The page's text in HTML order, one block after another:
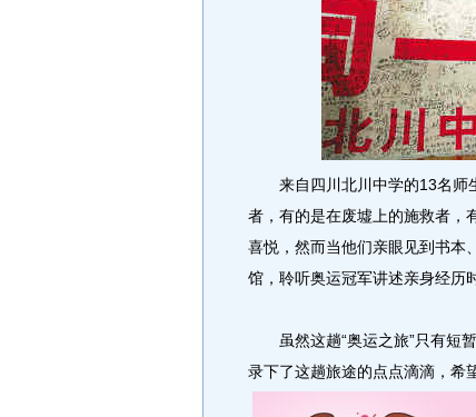
来自四川北川中学的13名师
者，有的是在废墟上的施救者
喜悦，然而当他们亲眼见到书本
馆，聆听奥运冠军讲述亲身经历
虽然这趟“奥运之旅”只有短暂
录下了这趟旅途的点点滴滴，希